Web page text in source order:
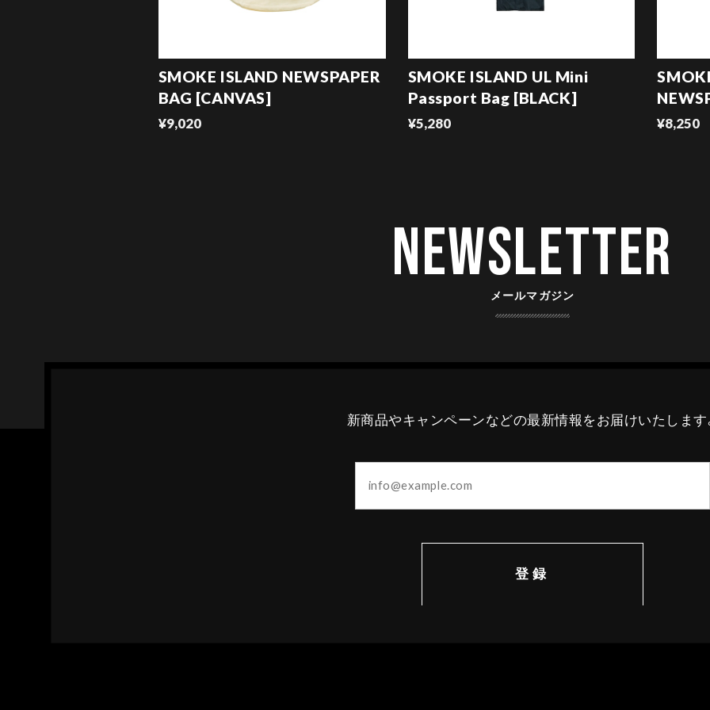
SMOKE ISLAND NEWSPAPER
BAG [CANVAS]
¥9,020
SMOKE ISLAND UL Mini
Passport Bag [BLACK]
¥5,280 ¥8,250
Newsletter
メールマガジン
新商品やキャンペーンなどの最新情報をお届けいたします
登録